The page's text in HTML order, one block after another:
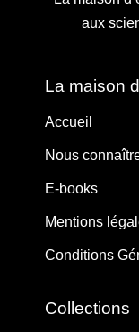
aux
La maison
Accueil
Nous
E-books
Mentions
Conditions
Collections